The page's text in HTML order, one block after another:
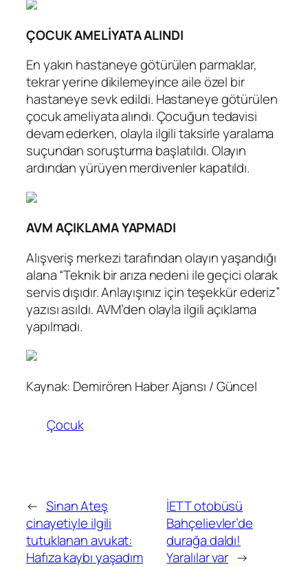
ÇOCUK AMELİYATA ALINDI
En yakın hastaneye götürülen parmaklar,
tekrar yerine dikilemeyince aile özel bir
hastaneye sevk edildi. Hastaneye götürülen
çocuk ameliyata alındı. Çocuğun tedavisi
devam ederken, olayla ilgili taksirle yaralama
suçundan soruşturma başlatıldı. Olayın
ardından yürüyen merdivenler kapatıldı.
AVM AÇIKLAMA YAPMADI
Alışveriş merkezi tarafından olayın yaşandığı
alana “Teknik bir arıza nedeni ile geçici olarak
servis dışıdır. Anlayışınız için teşekkür ederiz”
yazısı asıldı. AVM’den olayla ilgili açıklama
yapılmadı.
Kaynak: Demirören Haber Ajansı / Güncel
Çocuk
← Sinan Ateş
cinayetiyle ilgili
tutuklanan avukat:
Hafıza kaybı yaşadım
İETT otobüsü
Bahçelievler’de
durağa daldı!
Yaralılar var →